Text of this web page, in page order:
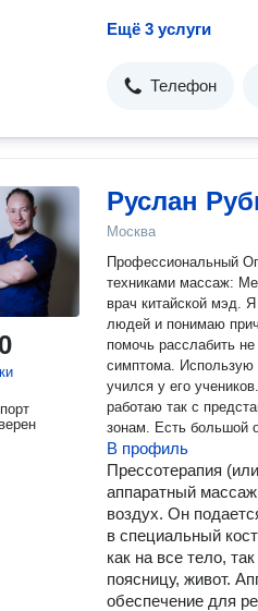
Ещё 3 услуги
Телефон
Руслан
Москва
Профессиональный
техниками массаж: Меня зовут Руслан, я остеопат, нутрициолог,
врач китайской мэд.
людей и понимаю
помочь расслабить
симптома. Использую технику Юмейхо от Масаюки Сайонджи
учился у его учеников. Работаю с преобразованием фигуры,
работаю так с
зонам. Есть большой
В профиль
Прессотерапия
аппаратный
воздух. Он
в специальный
как на все тело,
поясницу, живот.
обеспечение для